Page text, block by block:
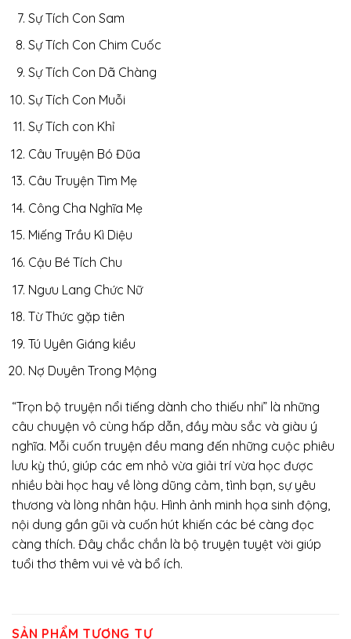
Sự Tích Con Sam
Sự Tích Con Chim Cuốc
Sự Tích Con Dã Chàng
Sự Tích Con Muỗi
Sự Tích con Khỉ
Câu Truyện Bó Đũa
Câu Truyện Tìm Mẹ
Công Cha Nghĩa Mẹ
Miếng Trầu Kì Diệu
Cậu Bé Tích Chu
Ngưu Lang Chức Nữ
Từ Thức gặp tiên
Tú Uyên Giáng kiều
Nợ Duyên Trong Mộng
“Trọn bộ truyện nổi tiếng dành cho thiếu nhi” là những
câu chuyện vô cùng hấp dẫn, đầy màu sắc và giàu ý
nghĩa. Mỗi cuốn truyện đều mang đến những cuộc phiêu
lưu kỳ thú, giúp các em nhỏ vừa giải trí vừa học được
nhiều bài học hay về lòng dũng cảm, tình bạn, sự yêu
thương và lòng nhân hậu. Hình ảnh minh họa sinh động,
nội dung gần gũi và cuốn hút khiến các bé càng đọc
càng thích. Đây chắc chắn là bộ truyện tuyệt vời giúp
tuổi thơ thêm vui vẻ và bổ ích.
SẢN PHẨM TƯƠNG TỰ